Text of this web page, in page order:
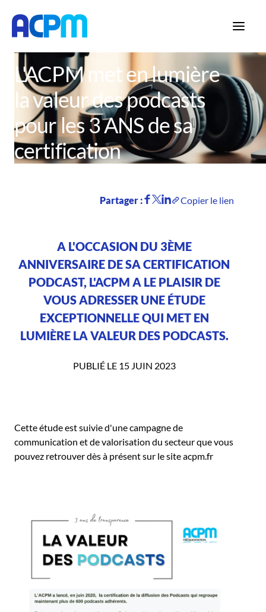
L'ACPM met en lumière
la valeur des podcasts
pour les 3 ANS de sa
certification
Partager : Copier le lien
A L'OCCASION DU 3ÈME
ANNIVERSAIRE DE SA CERTIFICATION
PODCAST, L'ACPM A LE PLAISIR DE
VOUS ADRESSER UNE ÉTUDE
EXCEPTIONNELLE QUI MET EN
LUMIÈRE LA VALEUR DES PODCASTS.
PUBLIÉ LE 15 JUIN 2023
Cette étude est suivie d'une campagne de
communication et de valorisation du secteur que vous
pouvez retrouver dès à présent sur le site acpm.fr